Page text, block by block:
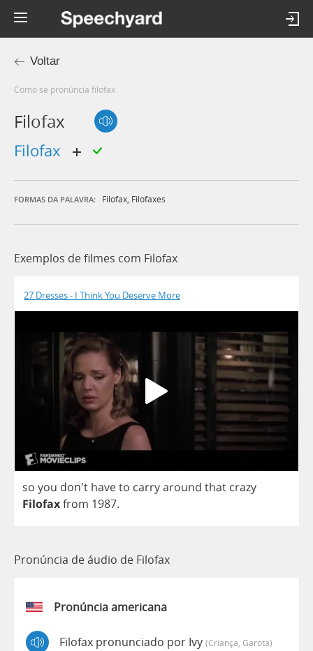
Voltar
Como se pronúncia filofax
Filofax
filofax
FORMAS DA PALAVRA: Filofax, Filofaxes
Exemplos de filmes com Filofax
27 Dresses - I Think You Deserve More
so you don't haveto carryaround that crazy
Filofaxfrom 1987.
Pronúncia de áudio de Filofax
Pronúncia americana
Filofax pronunciado por Ivy (criança, Garota)